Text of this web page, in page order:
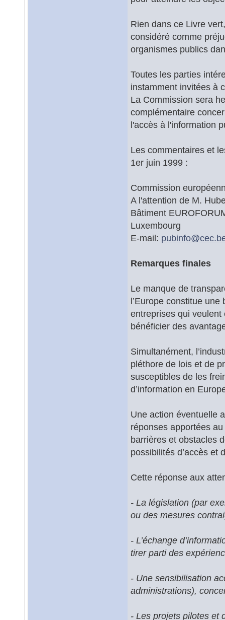
Rien dans ce Livre
considéré comme
organismes publics
Toutes les parties
instamment invitées à
La Commission sera
complémentaire
l'accès à l'information
Les commentaires et
1er juin 1999 :
Commission
A l'attention de M.
Bâtiment
Luxembourg
E-mail: pubinfo@
Remarques finales
Le manque de
l’Europe constitue
entreprises qui
bénéficier des
Simultanément,
pléthore de lois et de
susceptibles de les
d’information en
Une action éventuelle
réponses apportées
barrières et obstacles
possibilités d’accès et
Cette réponse aux
- La législation (par
ou des mesures
- L’échange
tirer parti des
- Une sensibilisation
administrations),
- Les projets pilotes et